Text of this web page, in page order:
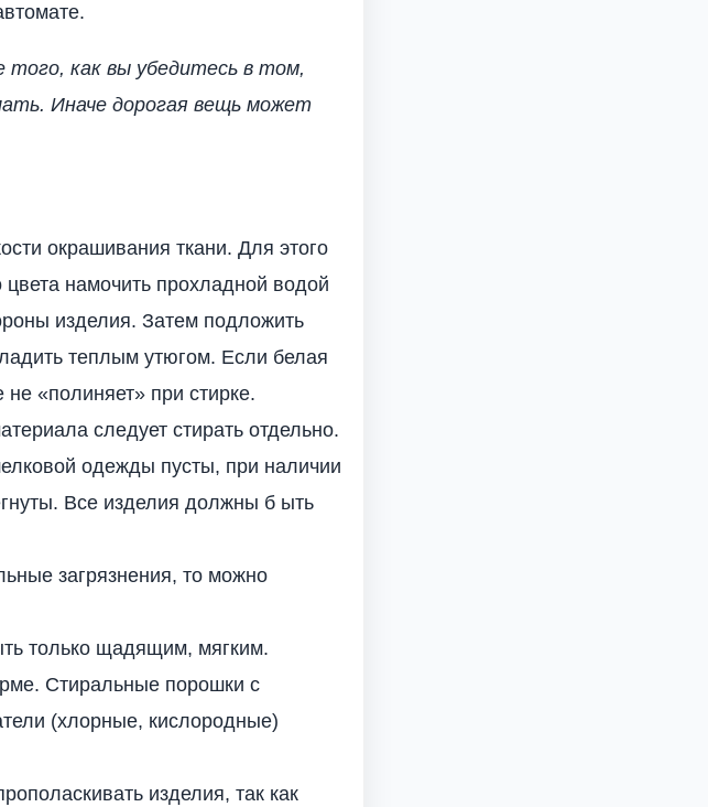
как вы убедитесь в том,
Иначе дорогая вещь может
окрашивания ткани. Для этого
цвета намочить прохладной водой
изделия. Затем подложить
теплым утюгом. Если белая
не «полиняет» при стирке.
следует стирать отдельно.
одежды пусты, при наличии
Все изделия должны б ыть
загрязнения, то можно
только щадящим, мягким.
Стиральные порошки с
(хлорные, кислородные)
изделия, так как